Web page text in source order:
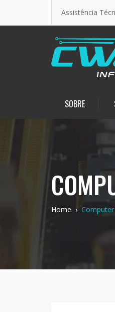
Assistência
SOBRE
Home ›